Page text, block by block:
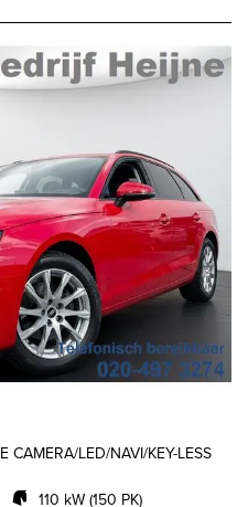
LED/NAVI/KEY-LESS
110 kW (150 PK)